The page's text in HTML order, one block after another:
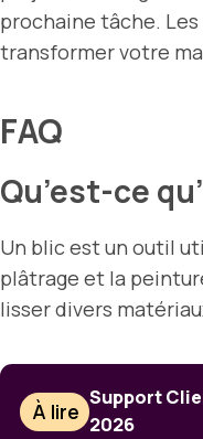
prochaine tâche.
transformer votre
FAQ
Qu’est-ce
Un blic est un outil
plâtrage et la
lisser divers
À lire
Support
2026